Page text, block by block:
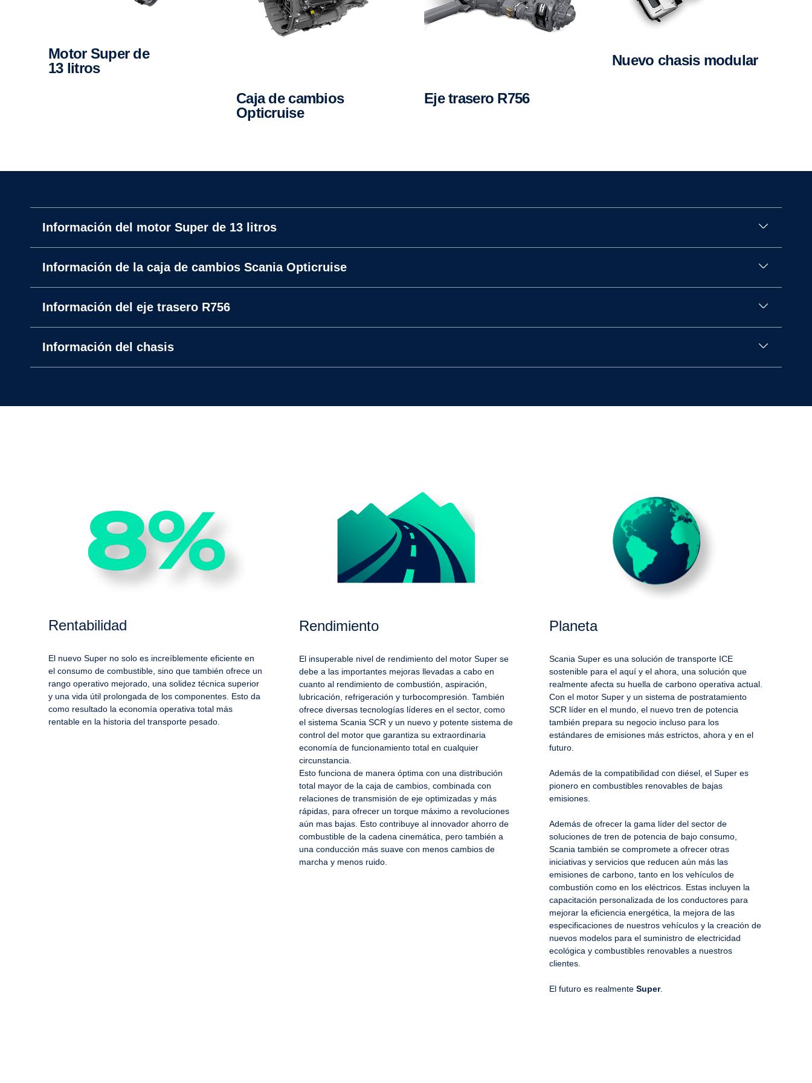
Motor Super de
13 litros
Caja de cambios
Opticruise
Eje trasero R756
Nuevo chasis modular
Información del motor Super de 13 litros
Información de la caja de cambios Scania Opticruise
Información del eje trasero R756
Información del chasis
Rentabilidad
El nuevo Super no solo es increíblemente eficiente en
el consumo de combustible, sino que también ofrece un
rango operativo mejorado, una solidez técnica superior
y una vida útil prolongada de los componentes. Esto da
como resultado la economía operativa total más
rentable en la historia del transporte pesado.
Rendimiento
El insuperable nivel de rendimiento del motor Super se
debe a las importantes mejoras llevadas a cabo en
cuanto al rendimiento de combustión, aspiración,
lubricación, refrigeración y turbocompresión. También
ofrece diversas tecnologías líderes en el sector, como
el sistema Scania SCR y un nuevo y potente sistema de
control del motor que garantiza su extraordinaria
economía de funcionamiento total en cualquier
circunstancia.
Esto funciona de manera óptima con una distribución
total mayor de la caja de cambios, combinada con
relaciones de transmisión de eje optimizadas y más
rápidas, para ofrecer un torque máximo a revoluciones
aún mas bajas. Esto contribuye al innovador ahorro de
combustible de la cadena cinemática, pero también a
una conducción más suave con menos cambios de
marcha y menos ruido.
Planeta
Scania Super es una solución de transporte ICE
sostenible para el aquí y el ahora, una solución que
realmente afecta su huella de carbono operativa actual.
Con el motor Super y un sistema de postratamiento
SCR líder en el mundo, el nuevo tren de potencia
también prepara su negocio incluso para los
estándares de emisiones más estrictos, ahora y en el
futuro.
Además de la compatibilidad con diésel, el Super es
pionero en combustibles renovables de bajas
emisiones.
Además de ofrecer la gama líder del sector de
soluciones de tren de potencia de bajo consumo,
Scania también se compromete a ofrecer otras
iniciativas y servicios que reducen aún más las
emisiones de carbono, tanto en los vehículos de
combustión como en los eléctricos. Estas incluyen la
capacitación personalizada de los conductores para
mejorar la eficiencia energética, la mejora de las
especificaciones de nuestros vehículos y la creación de
nuevos modelos para el suministro de electricidad
ecológica y combustibles renovables a nuestros
clientes.
El futuro es realmenteSuper.